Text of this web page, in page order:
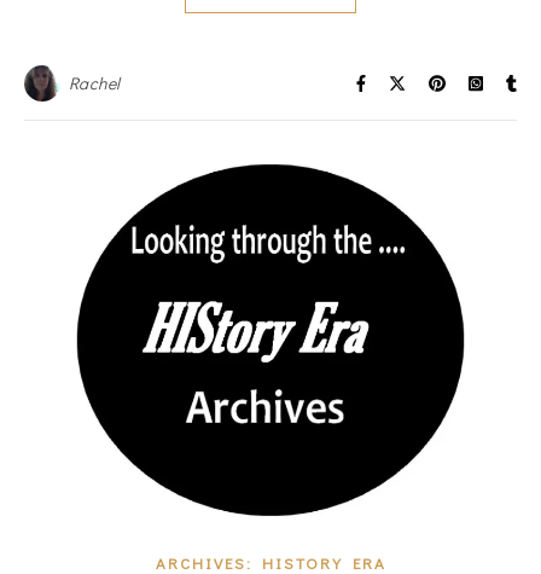
Rachel
ARCHIVES: HISTORY ERA